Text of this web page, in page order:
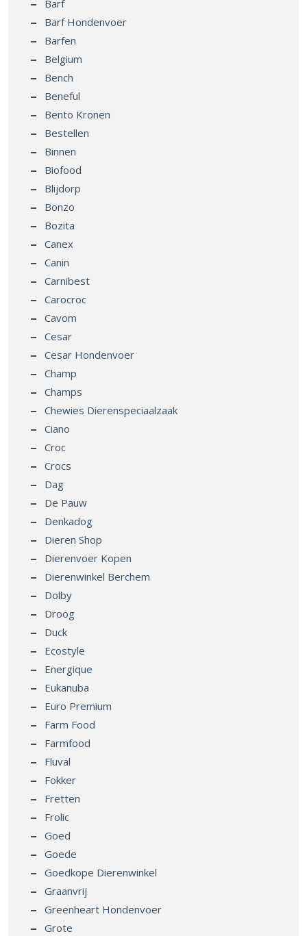
Barf
Barf Hondenvoer
Barfen
Belgium
Bench
Beneful
Bento Kronen
Bestellen
Binnen
Biofood
Blijdorp
Bonzo
Bozita
Canex
Canin
Carnibest
Carocroc
Cavom
Cesar
Cesar Hondenvoer
Champ
Champs
Chewies Dierenspeciaalzaak
Ciano
Croc
Crocs
Dag
De Pauw
Denkadog
Dieren Shop
Dierenvoer Kopen
Dierenwinkel Berchem
Dolby
Droog
Duck
Ecostyle
Energique
Eukanuba
Euro Premium
Farm Food
Farmfood
Fluval
Fokker
Fretten
Frolic
Goed
Goede
Goedkope Dierenwinkel
Graanvrij
Greenheart Hondenvoer
Grote